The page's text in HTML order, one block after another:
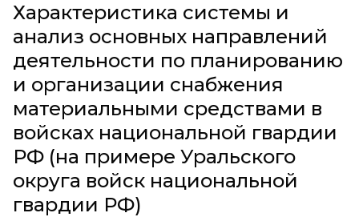
Характеристика системы и
анализ основных направлений
деятельности по планированию
и организации снабжения
материальными средствами в
войсках национальной гвардии
РФ (на примере Уральского
округа войск национальной
гвардии РФ)